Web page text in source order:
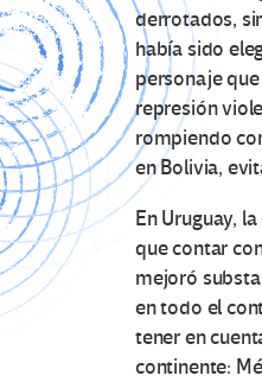
derrotados,
había sido
personaje
represión
rompiendo
en Bolivia,
En Uruguay,
que contar
mejoró
en todo el
tener en
continente: